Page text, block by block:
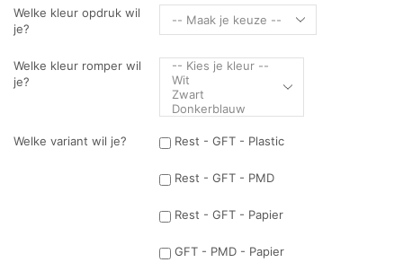
Welke kleur opdruk wil
je?
Welke kleur romper wil
je?
Welke variant wil je? Rest - GFT - Plastic
Rest - GFT - PMD
Rest - GFT - Papier
GFT - PMD - Papier